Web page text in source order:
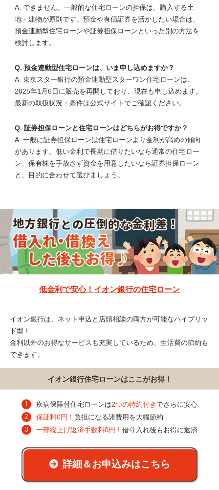
A. できません。一般的な住宅ローンの担保は、購入する土
地・建物が原則です。預金や有価証券を活かしたい場合は、
預金連動型住宅ローンや証券担保ローンといった別の方法を
検討します。
Q. 預金連動型住宅ローンは、いま申し込めますか？
A. 東京スター銀行の預金連動型スターワン住宅ローンは、
2025年1月6日に販売を再開しており、現在も申し込めます。
最新の取扱状況・条件は公式サイトでご確認ください。
Q. 証券担保ローンと住宅ローンはどちらがお得ですか？
A. 一般に証券担保ローンは住宅ローンより金利が高めの傾向
があります。低い金利で長期に借りたいなら通常の住宅ロー
ン、保有株を手放さず資金を用意したいなら証券担保ローン
と、目的に合わせて選びましょう。
低金利で安心！イオン銀行の住宅ローン
イオン銀行は、ネット申込と店頭相談の両方が可能なハイブリッ
ド型！
金利以外のお得なサービスも充実しているため、生活費の節約も
できます。
イオン銀行住宅ローンはここがお得！
疾病保障付住宅ローンは2つの特約付き でさらに安心
保証料0円！ 負担になる諸費用を大幅節約
一部繰上げ返済手数料0円！ 借り入れ後もお得に返済
詳細＆お申込みはこちら